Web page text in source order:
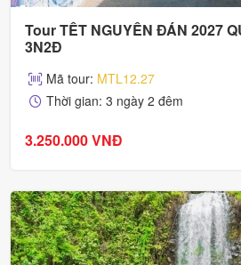
Tour TẾT NGUYÊN ĐÁN 2027
3N2Đ
Mã tour: MTL12.27
Thời gian: 3 ngày 2 đêm
3.250.000 VNĐ